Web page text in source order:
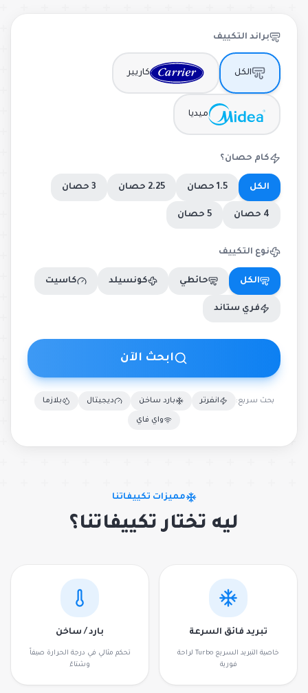
براند التكييف
الكل كاريير
ميديا
كام حصان؟
الكل 1.5 حصان 2.25 حصان 3 حصان
4 حصان 5 حصان
نوع التكييف
الكل حائطي كونسيلد كاسيت
فري ستاند
ابحث الآن
بحث سريع: انفرتر بارد ساخن ديجيتال بلازما
واي فاي
مميزات تكييفاتنا
ليه تختار تكييفاتنا؟
تبريد فائق السرعة
خاصية التبريد السريع Turbo لراحة
فورية
بارد / ساخن
تحكم مثالي في درجة الحرارة صيفاً
وشتاءً